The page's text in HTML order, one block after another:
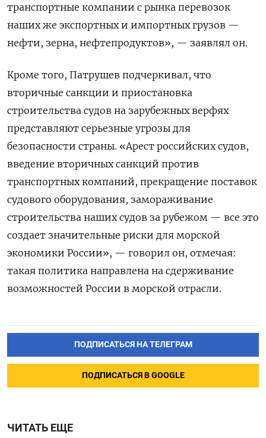
транспортные компании с рынка перевозок
наших же экспортных и импортных грузов —
нефти, зерна, нефтепродуктов», — заявлял он.
Кроме того, Патрушев подчеркивал, что
вторичные санкции и приостановка
строительства судов на зарубежных верфях
представляют серьезные угрозы для
безопасности страны. «Арест российских судов,
введение вторичных санкций против
транспортных компаний, прекращение поставок
судового оборудования, замораживание
строительства наших судов за рубежом — все это
создает значительные риски для морской
экономики России», — говорил он, отмечая:
такая политика направлена на сдерживание
возможностей России в морской отрасли.
ПОДПИСАТЬСЯ НА ТЕЛЕГРАМ
ПОДПИСАТЬСЯ В GOOGLE
ЧИТАТЬ ЕЩЕ